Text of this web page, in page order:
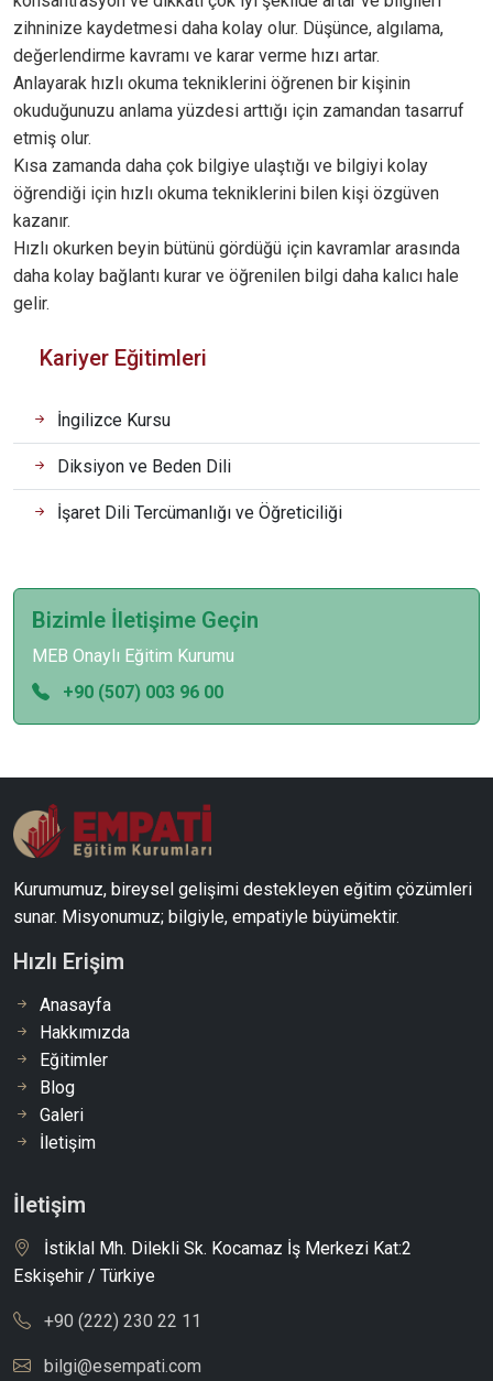
zihninize kaydetmesi daha kolay olur. Düşünce, algılama,
değerlendirme kavramı ve karar verme hızı artar.
Anlayarak hızlı okuma tekniklerini öğrenen bir kişinin
okuduğunuzu anlama yüzdesi arttığı için zamandan tasarruf
etmiş olur.
Kısa zamanda daha çok bilgiye ulaştığı ve bilgiyi kolay
öğrendiği için hızlı okuma tekniklerini bilen kişi özgüven
kazanır.
Hızlı okurken beyin bütünü gördüğü için kavramlar arasında
daha kolay bağlantı kurar ve öğrenilen bilgi daha kalıcı hale
gelir.
Kariyer Eğitimleri
İngilizce Kursu
Diksiyon ve Beden Dili
İşaret Dili Tercümanlığı ve Öğreticiliği
Bizimle İletişime Geçin
MEB Onaylı Eğitim Kurumu
+90 (507) 003 96 00
Kurumumuz, bireysel gelişimi destekleyen eğitim çözümleri
sunar. Misyonumuz; bilgiyle, empatiyle büyümektir.
Hızlı Erişim
Anasayfa
Hakkımızda
Eğitimler
Blog
Galeri
İletişim
İletişim
İstiklal Mh. Dilekli Sk. Kocamaz İş Merkezi Kat:2
Eskişehir / Türkiye
+90 (222) 230 22 11
bilgi@esempati.com